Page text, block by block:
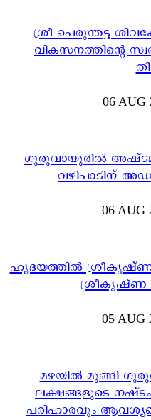
ശ്രീ പെരുന്തട്ട
വികസനത്തിന്റെ
06 AUG
ഗുരുവായൂരിൽ
വഴിപാടിന്
06 AUG
ഹൃദയത്തിൽ ശ്രീകൃഷ്ണ;
ശ്രീകൃഷ്ണ
05 AUG
മഴയിൽ മുങ്ങി
ലക്ഷങ്ങളുടെ
പരിഹാരവും